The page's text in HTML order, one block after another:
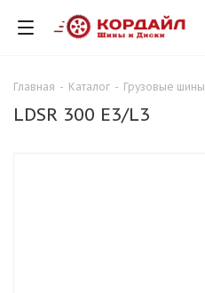
Главная - Каталог - Грузовые шины
LDSR 300 E3/L3